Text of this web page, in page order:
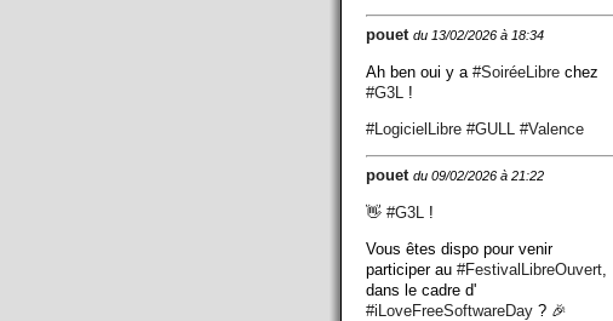
pouet du 13/02/2026 à 18:34
Ah ben oui y a #SoiréeLibre chez
#G3L !
#LogicielLibre #GULL #Valence
pouet du 09/02/2026 à 21:22
👋 #G3L
!
Vous êtes dispo pour venir
participer au #FestivalLibreOuvert
dans le cadre d'
#iLoveFreeSoftwareDay ? 🎉